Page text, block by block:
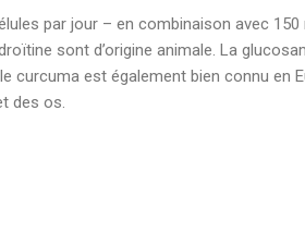
par jour – en combinaison avec 150
sont d’origine animale. La
curcuma est également bien connu en
des os.